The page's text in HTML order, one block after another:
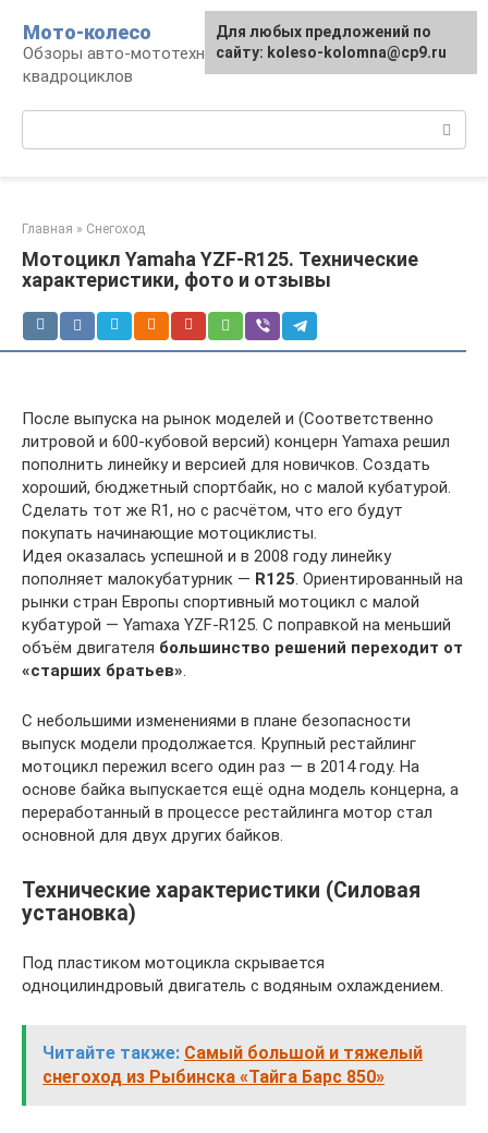
контенту
Мото-колесо
Обзоры авто-мототехники, снегоходов,
квадроциклов
Главная » Снегоход
Мотоцикл Yamaha YZF-R125. Технические
характеристики, фото и отзывы
После выпуска на рынок моделей и (Соответственно
литровой и 600-кубовой версий) концерн Yamaxa решил
пополнить линейку и версией для новичков. Создать
хороший, бюджетный спортбайк, но с малой кубатурой.
Сделать тот же R1, но с расчётом, что его будут
покупать начинающие мотоциклисты.
Идея оказалась успешной и в 2008 году линейку
пополняет малокубатурник — R125. Ориентированный на
рынки стран Европы спортивный мотоцикл с малой
кубатурой — Yamaxa YZF-R125. С поправкой на меньший
объём двигателя большинство решений переходит от
«старших братьев».
С небольшими изменениями в плане безопасности
выпуск модели продолжается. Крупный рестайлинг
мотоцикл пережил всего один раз — в 2014 году. На
основе байка выпускается ещё одна модель концерна, а
переработанный в процессе рестайлинга мотор стал
основной для двух других байков.
Технические характеристики (Силовая
установка)
Под пластиком мотоцикла скрывается
одноцилиндровый двигатель с водяным охлаждением.
Читайте также: Самый большой и тяжелый
снегоход из Рыбинска «Тайга Барс 850»
Для любых предложений по
сайту: koleso-kolomna@cp9.ru